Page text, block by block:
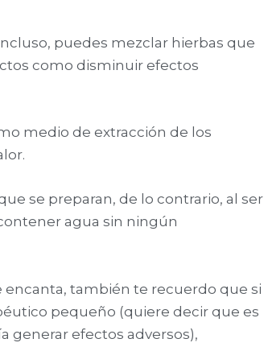
puedes mezclar hierbas que
como disminuir efectos
medio de extracción de los
se preparan, de lo contrario, al ser
agua sin ningún
encanta, también te recuerdo que si
pequeño (quiere decir que es
generar efectos adversos),